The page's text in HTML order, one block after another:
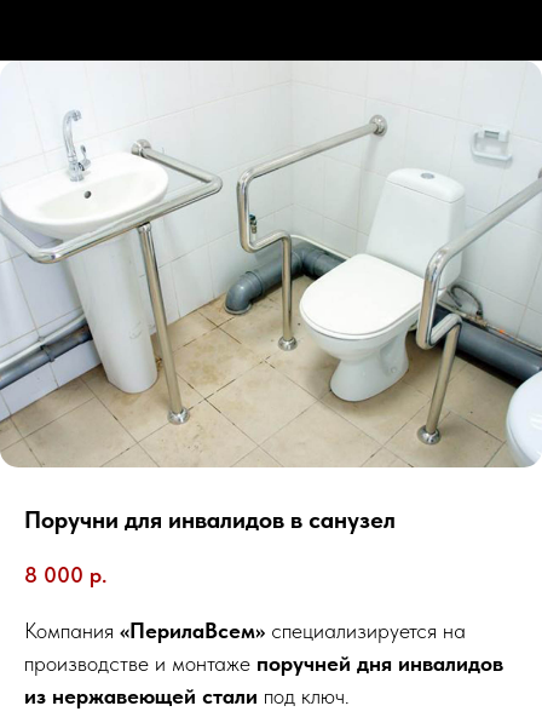
Поручни для инвалидов в санузел
8 000 р.
Компания «ПерилаВсем» специализируется на
производстве и монтаже поручней дня инвалидов
из нержавеющей стали под ключ.